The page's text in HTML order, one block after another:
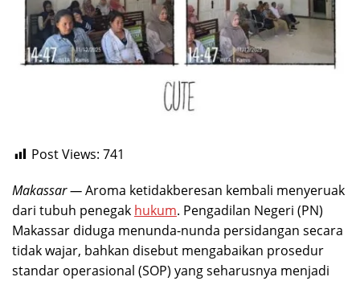
Post Views: 741
Makassar —Aroma ketidakberesan kembali menyeruak
dari tubuh penegak hukum. Pengadilan Negeri (PN)
Makassar diduga menunda-nunda persidangan secara
tidak wajar, bahkan disebut mengabaikan prosedur
standar operasional (SOP) yang seharusnya menjadi